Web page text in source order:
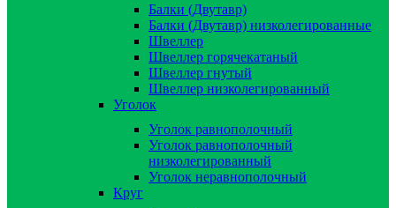
Балки (Двутавр)
Балки (Двутавр) низколегированные
Швеллер
Швеллер горячекатаный
Швеллер гнутый
Швеллер низколегированный
Уголок
Уголок равнополочный
Уголок равнополочный
низколегированный
Уголок неравнополочный
Круг